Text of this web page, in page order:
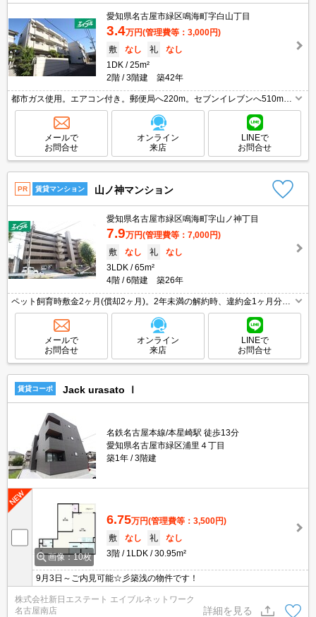
愛知県名古屋市緑区鳴海町字白山丁目
3.4万円(管理費等：3,000円)
敷
なし 礼
なし
1DK
25m²
2階
3階建 築42年
都市ガス使用。エアコン付き。郵便局へ220m。セブンイレブンへ510m。
スーパーへ840m。ショッピングセンターへ860m。ドラッグストアへ860
m。ファミリーマートへ860m。引越指定業者あり。
メールで
お問合せ
オンライン
来店
LINEで
お問合せ
PR 賃貸マンション 山ノ神マンション
愛知県名古屋市緑区鳴海町字山ノ神丁目
7.9万円(管理費等：7,000円)
敷
なし 礼
なし
3LDK
65m²
4階
6階建 築26年
ペット飼育時敷金2ヶ月(償却2ヶ月)。2年未満の解約時、違約金1ヶ月分発
生。エレベーターあり。追い焚き機能付きバス。ファミリーマートへ450
m。アピタへ700m。郵便局へ1,200m。
メールで
お問合せ
オンライン
来店
LINEで
お問合せ
賃貸コーポ Jack urasato Ⅰ
名鉄名古屋本線/本星崎駅 徒歩13分
愛知県名古屋市緑区浦里４丁目
築1年
3階建
画像：10枚
6.75万円(管理費等：3,500円)
敷
なし 礼
なし
3階
1LDK 30.95m²
9月3日～ご内見可能☆彡築浅の物件です！
株式会社新日エステート エイブルネットワーク
名古屋南店
詳細を見る